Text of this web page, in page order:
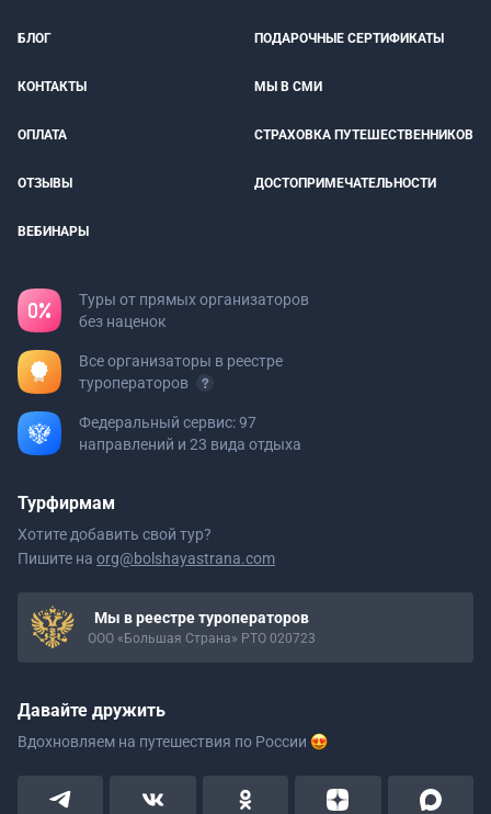
БЛОГ ПОДАРОЧНЫЕ СЕРТИФИКАТЫ
КОНТАКТЫ МЫ В СМИ
ОПЛАТА СТРАХОВКА ПУТЕШЕСТВЕННИКОВ
ОТЗЫВЫ ДОСТОПРИМЕЧАТЕЛЬНОСТИ
ВЕБИНАРЫ
Туры от прямых организаторов
без наценок
Все организаторы в реестре
туроператоров
Федеральный сервис: 97
направлений и 23 вида отдыха
Турфирмам
Хотите добавить свой тур?
Пишите на org@bolshayastrana.com
Мы в реестре туроператоров
ООО «Большая Страна» РТО 020723
Давайте дружить
Вдохновляем на путешествия по России